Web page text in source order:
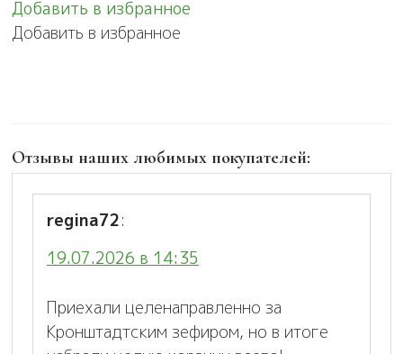
Добавить в избранное
Добавить в избранное
Отзывы наших любимых покупателей:
regina72:
19.07.2026 в 14:35
Приехали целенаправленно за
Кронштадтским зефиром, но в итоге